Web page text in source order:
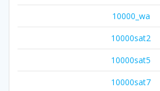
10000_wa
10000sat2
10000sat5
10000sat7